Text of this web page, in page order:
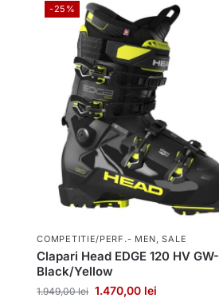
-25%
COMPETITIE/PERF.- MEN,SALE
Clapari Head EDGE 120 HV GW-
Black/Yellow
1.949,00lei 1.470,00 lei